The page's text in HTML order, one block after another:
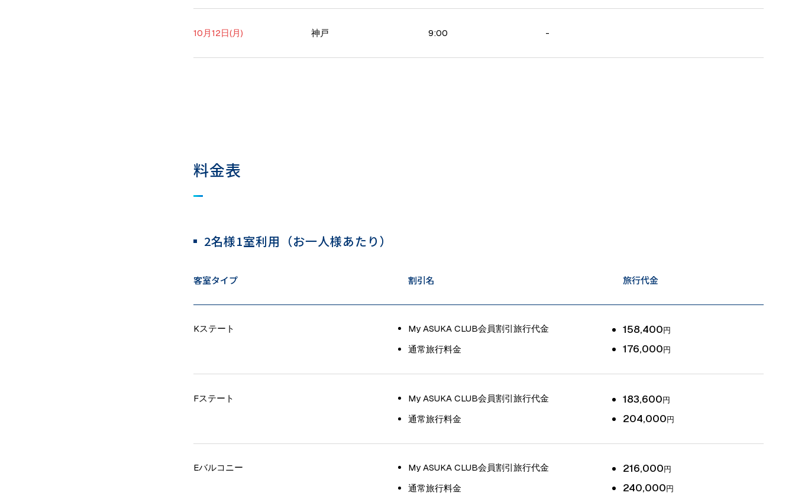
10月12日(月) 神戸 9:00 -
料金表
2名様1室利用（お一人様あたり）
客室タイプ 割引名 旅行代金
Kステート
My ASUKA CLUB会員割引旅行代金
通常旅行料金
158,400円
176,000円
Fステート
My ASUKA CLUB会員割引旅行代金
通常旅行料金
183,600円
204,000円
Eバルコニー
My ASUKA CLUB会員割引旅行代金
通常旅行料金
216,000円
240,000円